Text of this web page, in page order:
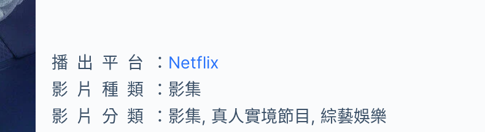
播出平台： Netflix
影片種類： 影集
影片分類： 影集, 真人實境節目, 綜藝娛樂